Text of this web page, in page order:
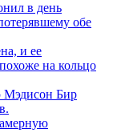
в день
обе
и ее
на кольцо
Мэдисон Бир